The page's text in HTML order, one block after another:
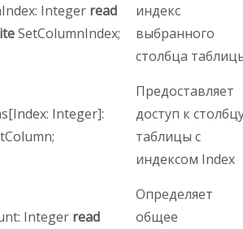
Integer read
SetColumnIndex;
индекс
выбранного
столбца
Integer]:
Предоставляет
доступ к
таблицы с
индексом Index
Integer read
Определяет
общее